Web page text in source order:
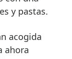
y pastas.
acogida
ahora